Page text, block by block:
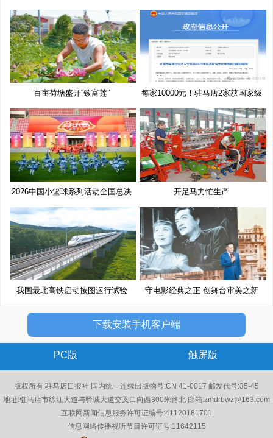
百亩荷塘盛开“致富莲”
每家10000元！驻马店2家获国家级
奖
2026中国小篮球系列活动全国总决
赛
开足马力忙生产
我国最北高铁启动按图运行试验 守电影经典之正 创舞台审美之新
下载安装手机客户端
PC版 触屏版
版权所有:驻马店日报社 国内统一连续出版物号:CN 41-0017 邮发代号:35-45
地址:驻马店市练江大道与驿城大道交叉口向西300米路北 邮箱:zmdrbwz@163.com
互联网新闻信息服务许可证编号:41120181701
信息网络传播视听节目许可证号:11642115